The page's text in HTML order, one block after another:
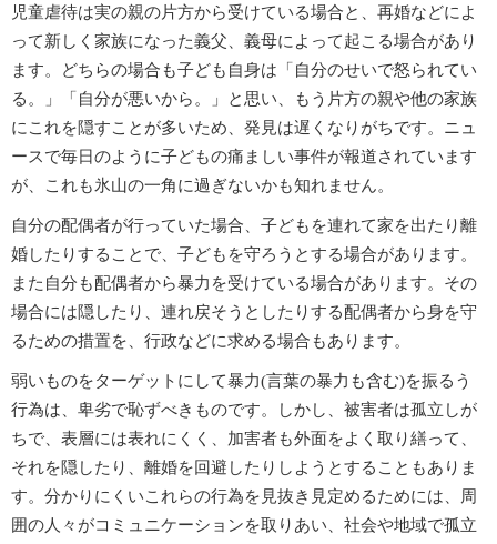
児童虐待は実の親の片方から受けている場合と、再婚などによ
って新しく家族になった義父、義母によって起こる場合があり
ます。どちらの場合も子ども自身は「自分のせいで怒られてい
る。」「自分が悪いから。」と思い、もう片方の親や他の家族
にこれを隠すことが多いため、発見は遅くなりがちです。ニュ
ースで毎日のように子どもの痛ましい事件が報道されています
が、これも氷山の一角に過ぎないかも知れません。
自分の配偶者が行っていた場合、子どもを連れて家を出たり離
婚したりすることで、子どもを守ろうとする場合があります。
また自分も配偶者から暴力を受けている場合があります。その
場合には隠したり、連れ戻そうとしたりする配偶者から身を守
るための措置を、行政などに求める場合もあります。
弱いものをターゲットにして暴力(言葉の暴力も含む)を振るう
行為は、卑劣で恥ずべきものです。しかし、被害者は孤立しが
ちで、表層には表れにくく、加害者も外面をよく取り繕って、
それを隠したり、離婚を回避したりしようとすることもありま
す。分かりにくいこれらの行為を見抜き見定めるためには、周
囲の人々がコミュニケーションを取りあい、社会や地域で孤立